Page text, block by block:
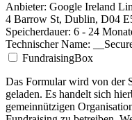
Anbieter: Google Ireland
4 Barrow St, Dublin, D04
Speicherdauer: 6 - 24
Technischer Name:
FundraisingBox
Das Formular wird von der
geladen. Es handelt sich
gemeinnützigen